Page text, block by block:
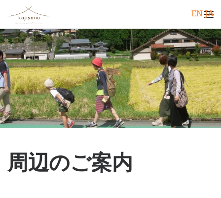
コンテンツへスキップ
周辺のご案内
EN JA